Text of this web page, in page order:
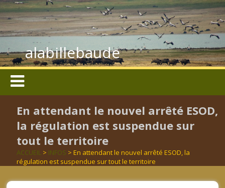
alabillebaude
En attendant le nouvel arrêté ESOD,
la régulation est suspendue sur
tout le territoire
ACCUEIL > INFOS > En attendant le nouvel arrêté ESOD, la
régulation est suspendue sur tout le territoire